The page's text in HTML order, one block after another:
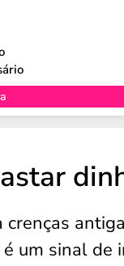
um sinal de